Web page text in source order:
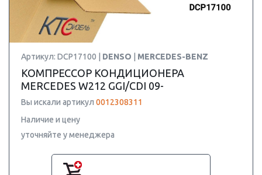
Артикул: DCP17100 | DENSO MERCEDES-BENZ
КОМПРЕССОР КОНДИЦИОНЕРА
MERCEDES W212 GGI/CDI 09-
Вы искали артикул 0012308311
Наличие и цену
уточняйте у менеджера